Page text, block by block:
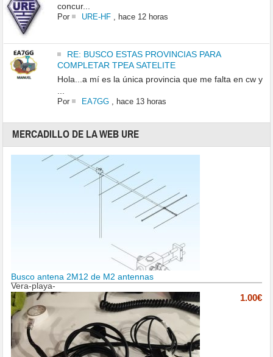
concur...
Por URE-HF, hace 12 horas
RE: BUSCO ESTAS PROVINCIAS PARA
COMPLETAR TPEA SATELITE
Hola...a mí es la única provincia que me falta en cw y
Por EA7GG, hace 13 horas
MERCADILLO DE LA WEB URE
Busco antena 2M12 de M2 antennas
Vera-playa-
1.00€